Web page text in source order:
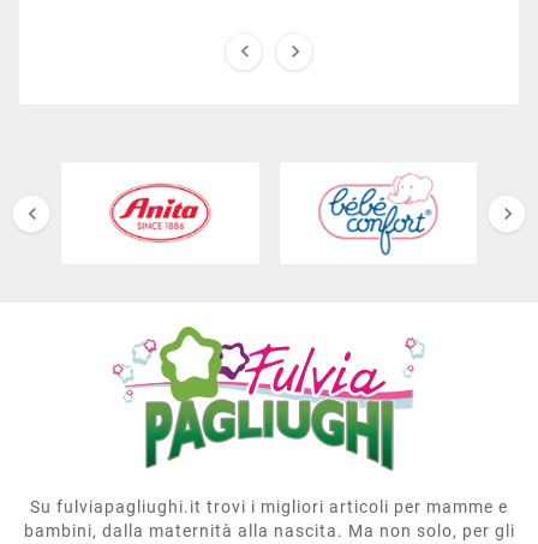
 
 
Su fulviapagliughi.it trovi i migliori articoli per mamme e
bambini, dalla maternità alla nascita. Ma non solo, per gli